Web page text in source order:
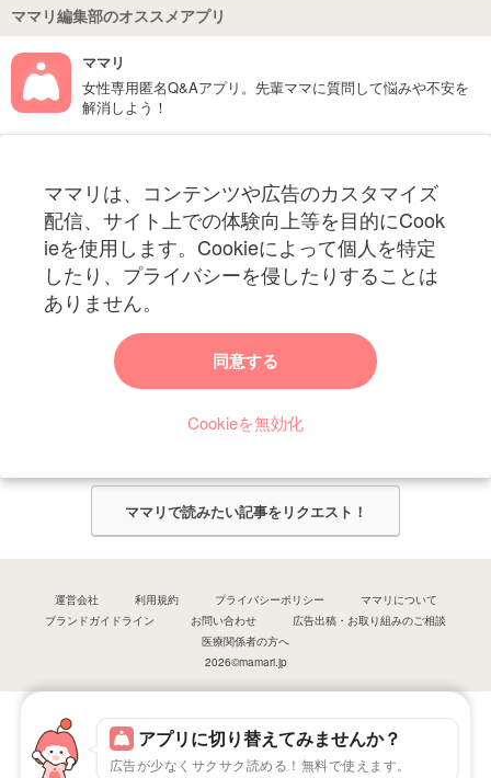
アプリに切り替えてみませんか？
広告が少なくサクサク読める！無料で使えます。
ママリ編集部のオススメアプリ
ママリ
女性専用匿名Q&Aアプリ。先輩ママに質問して悩みや不安を
解消しよう！
ママリは、コンテンツや広告のカスタマイズ
配信、サイト上での体験向上等を目的にCook
ieを使用します。Cookieによって個人を特定
したり、プライバシーを侵したりすることは
ありません。
同意する
Cookieを無効化
妊娠〜子育て中のお役立ち情報を配信中
ママリからのお知らせ
今ママリで読みたい記事は何ですか？
ママリ編集部がみなさんのご意見をもとに記事を作成させていただきま
ママリで読みたい記事をリクエスト！
運営会社 利用規約 プライバシーポリシー
ママリについて
ブランドガイドライン
お問い合わせ
広告出稿・お取り組みのご相談
医療関係者の方へ
2026©mamari.jp